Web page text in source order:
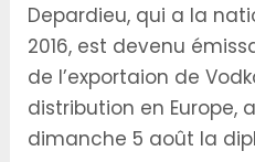
Depardieu, qui a la
2016, est devenu
de l’exportaion de
distribution en Europe,
dimanche 5 août la